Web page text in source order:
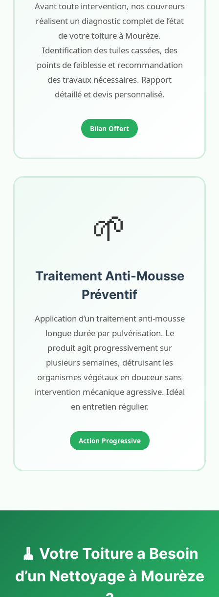
Avant toute intervention, nos couvreurs
réalisent un diagnostic complet de l’état
de votre toiture à Mourèze.
Identification des tuiles cassées, des
points de faiblesse et recommandation
des travaux nécessaires. Rapport
détaillé et devis personnalisé.
Bilan Offert
🌱
Traitement Anti-Mousse
Préventif
Application d’un traitement anti-mousse
longue durée par pulvérisation. Le
produit agit progressivement sur
plusieurs semaines, détruisant les
organismes végétaux en douceur sans
intervention mécanique agressive. Idéal
en entretien régulier.
Action Progressive
🧹 Votre Toiture a Besoin
d’un Nettoyage à Mourèze